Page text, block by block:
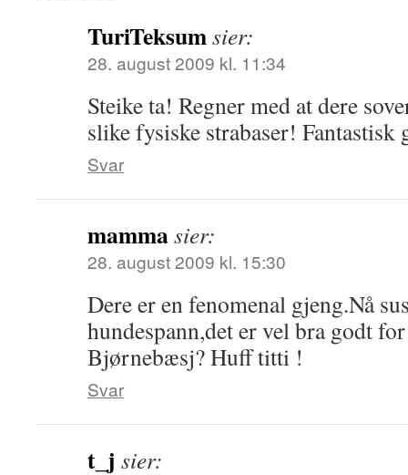
TuriTeksumsier:
28. august 2009 kl. 11:34
Steike ta! Regner med at dere
slike fysiske strabaser! Fantastisk
Svar
mammasier:
28. august 2009 kl. 15:30
Dere er en fenomenal gjeng.Nå
hundespann,det er vel bra godt
Bjørnebæsj? Huff titti !
Svar
t_j sier: